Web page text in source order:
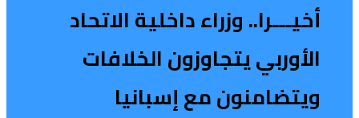
أخيـــرا.. وزراء داخلية الاتحاد
الأوربي يتجاوزون الخلافات
ويتضامنون مع إسبانيا